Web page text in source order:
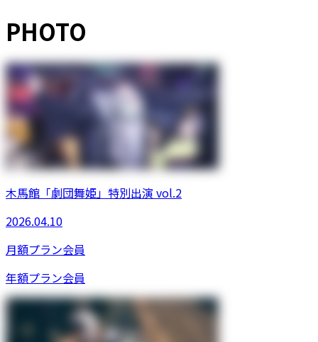
PHOTO
木馬館「劇団舞姫」特別出演 vol.2
2026.04.10
月額プラン会員
年額プラン会員